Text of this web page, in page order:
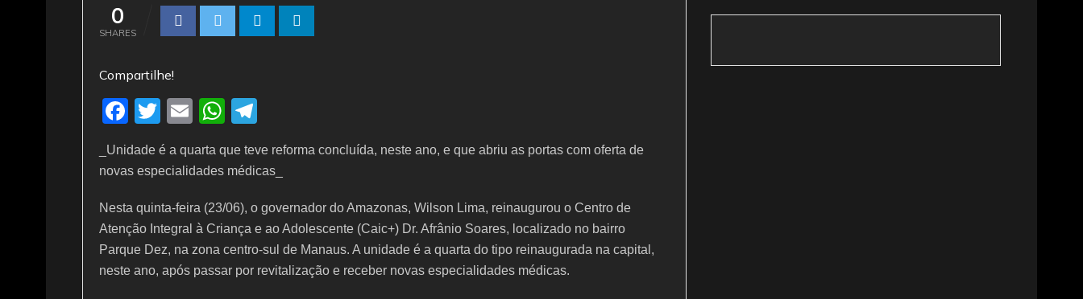
0
SHARES
Compartilhe!
F
a
c
b
o
o
T
w
itt
E
ai
W
at
A
p
p
e
gr
a
m
_Unidade é a quarta que teve reforma concluída, neste ano, e que abriu as portas com oferta de
novas especialidades médicas_
Nesta quinta-feira (23/06), o governador do Amazonas, Wilson Lima, reinaugurou o Centro de
Atenção Integral à Criança e ao Adolescente (Caic+) Dr. Afrânio Soares, localizado no bairro
Parque Dez, na zona centro-sul de Manaus. A unidade é a quarta do tipo reinaugurada na capital,
neste ano, após passar por revitalização e receber novas especialidades médicas.